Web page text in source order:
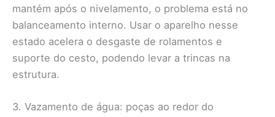
mantém após o nivelamento, o problema está no
balanceamento interno. Usar o aparelho nesse
estado acelera o desgaste de rolamentos e
suporte do cesto, podendo levar a trincas na
estrutura.
3. Vazamento de água: poças ao redor do